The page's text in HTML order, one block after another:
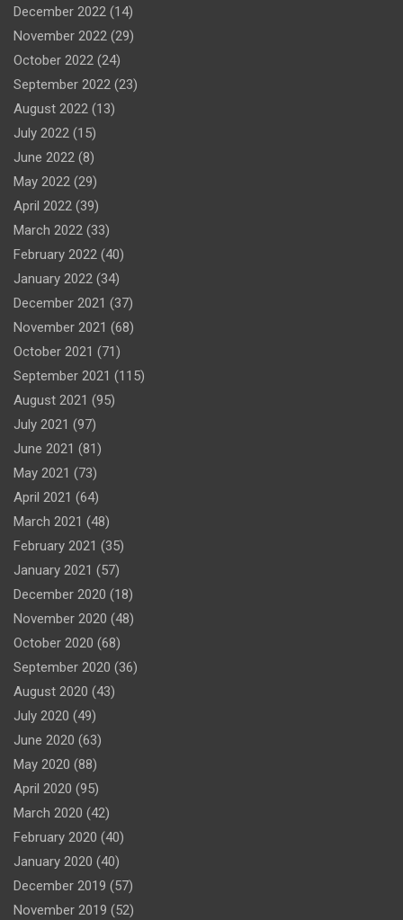
December 2022 (14)
November 2022 (29)
October 2022 (24)
September 2022 (23)
August 2022 (13)
July 2022 (15)
June 2022 (8)
May 2022 (29)
April 2022 (39)
March 2022 (33)
February 2022 (40)
January 2022 (34)
December 2021 (37)
November 2021 (68)
October 2021 (71)
September 2021 (115)
August 2021 (95)
July 2021 (97)
June 2021 (81)
May 2021 (73)
April 2021 (64)
March 2021 (48)
February 2021 (35)
January 2021 (57)
December 2020 (18)
November 2020 (48)
October 2020 (68)
September 2020 (36)
August 2020 (43)
July 2020 (49)
June 2020 (63)
May 2020 (88)
April 2020 (95)
March 2020 (42)
February 2020 (40)
January 2020 (40)
December 2019 (57)
November 2019 (52)